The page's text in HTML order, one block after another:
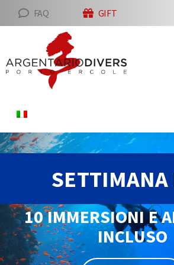
FAQ GIFT
SETTIMANA
10 IMMERSIONI E
INCLUSO